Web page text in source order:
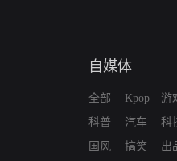
自媒体
全部
科普
国风
Kpop
汽车
搞笑
游
科
出